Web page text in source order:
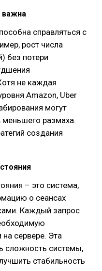
важна
справляться с
рост числа
без потери
не каждая
Amazon, Uber
могут
размаха.
создания
– это система,
о сеансах
Каждый запрос
сервере. Эта
сложность системы,
стабильность